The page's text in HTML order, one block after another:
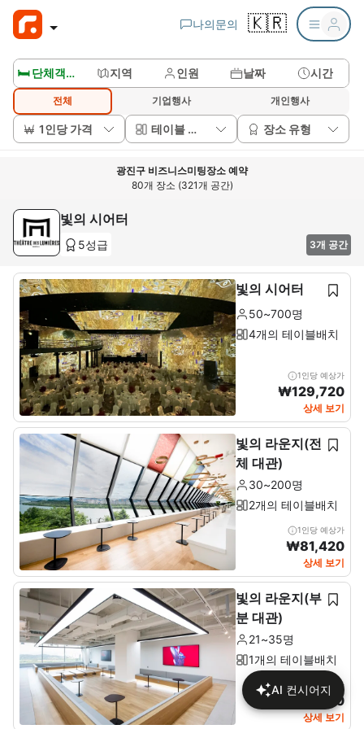
나의문의 🇰🇷
🛏️ 단체객실보기 지역 인원 날짜 시간
전체 기업행사 개인행사
1인당 가격 테이블 배치 장소 유형
광진구 비즈니스미팅장소 예약
80개 장소 (321개 공간)
빛의 시어터
5성급 3개 공간
빛의 시어터
50~700명
4개의 테이블배치
1인당 예상가
₩129,720
상세 보기
빛의 라운지(전
체 대관)
30~200명
2개의 테이블배치
1인당 예상가
₩81,420
상세 보기
빛의 라운지(부
분 대관)
21~35명
1개의 테이블배치
1인당 예상가
₩ 78,190
상세 보기
AI 컨시어지